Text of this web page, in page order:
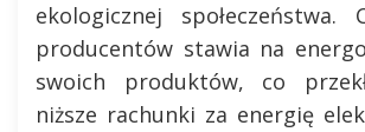
ekologicznej społeczeństwa.
producentów stawia na
swoich produktów, co
niższe rachunki za energię